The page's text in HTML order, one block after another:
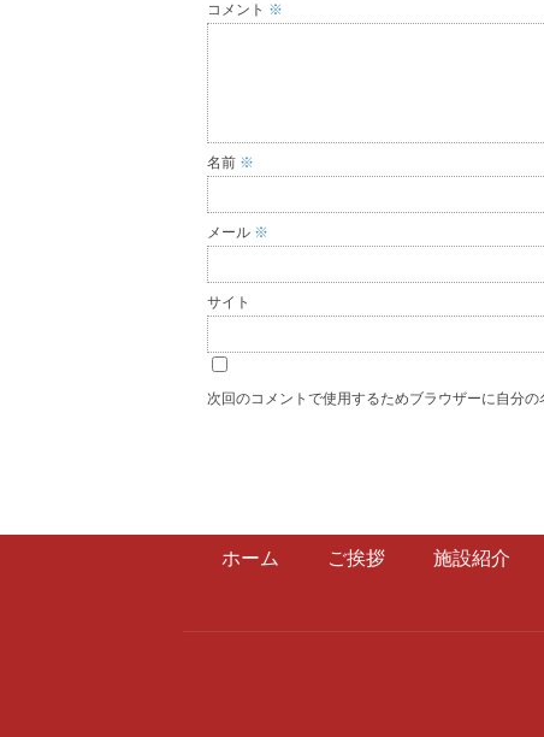
コメント ※
名前 ※
メール ※
サイト
次回のコメントで使用するためブラウザーに自分
ホーム ご挨拶 施設紹介